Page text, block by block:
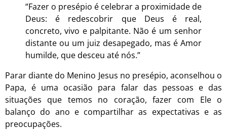
“Fazer o presépio é celebrar a proximidade de
Deus: é redescobrir que Deus é real,
concreto, vivo e palpitante. Não é um senhor
distante ou um juiz desapegado, mas é Amor
humilde, que desceu até nós.”
Parar diante do Menino Jesus no presépio, aconselhou o
Papa, é uma ocasião para falar das pessoas e das
situações que temos no coração, fazer com Ele o
balanço do ano e compartilhar as expectativas e as
preocupações.